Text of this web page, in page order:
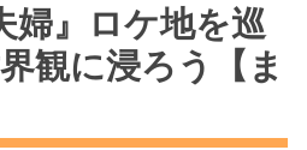
婦』ロケ地を巡
観に浸ろう【ま